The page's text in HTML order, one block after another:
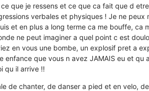
que je ressens et ce que ca fait que d
verbales et physiques ! Je ne peux
et en plus a long terme ca me bouffe, ca
ne peut imaginer a quel point c est
en vous une bombe, un explosif pret a
enfance que vous n avez JAMAIS eu et qu
qu il arrive !!
de chanter, de danser a pied et en velo,